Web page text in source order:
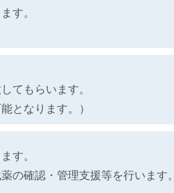
す。
てもらいます。
となります。）
す。
の確認・管理支援等を行います。